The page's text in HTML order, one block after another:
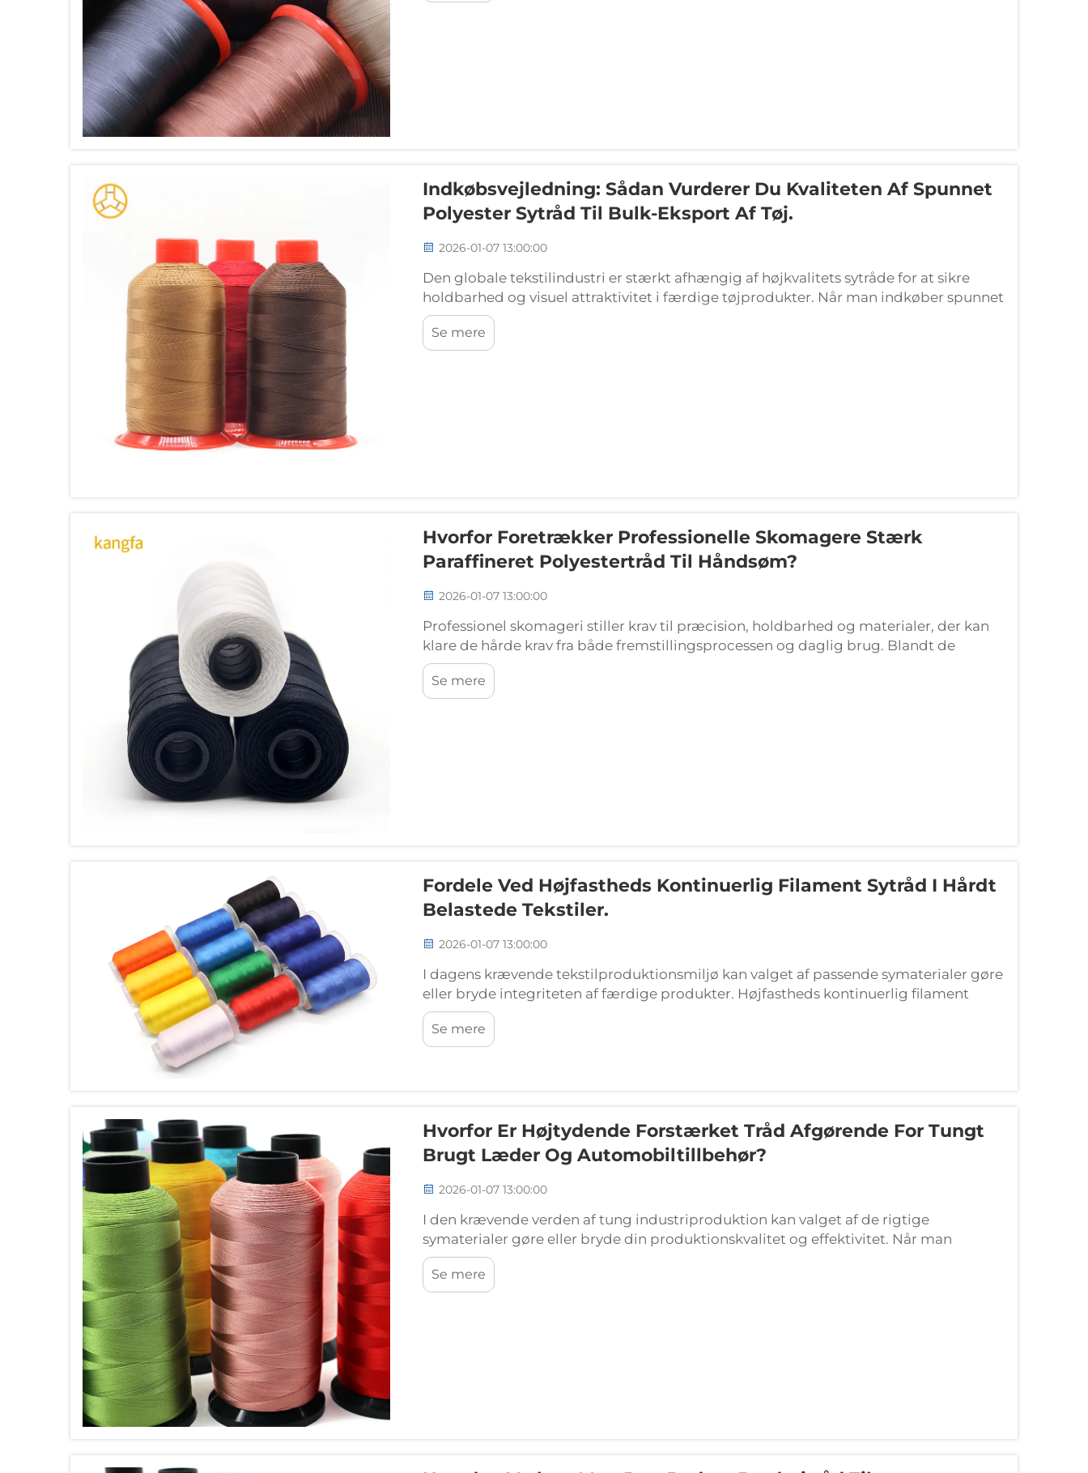
Indkøbsvejledning: Sådan Vurderer Du Kvaliteten Af Spunnet
Polyester Sytråd Til Bulk-Eksport Af Tøj.
2026-01-07 13:00:00
Den globale tekstilindustri er stærkt afhængig af højkvalitets sytråde for at sikre
holdbarhed og visuel attraktivitet i færdige tøjprodukter. Når man indkøber spunnet
polyester sytråd til bulk-eksport af tøj, skal producenter navigere i komplekse krav
og standarder for at sikre optimal ydeevne.
Se mere
Hvorfor Foretrækker Professionelle Skomagere Stærk
Paraffineret Polyestertråd Til Håndsøm?
2026-01-07 13:00:00
Professionel skomageri stiller krav til præcision, holdbarhed og materialer, der kan
klare de hårde krav fra både fremstillingsprocessen og daglig brug. Blandt de
væsentligste komponenter, der adskiller amatørarbejde fra professionelt lavet
fodtøj, ligger valget af sytråd.
Se mere
Fordele Ved Højfastheds Kontinuerlig Filament Sytråd I Hårdt
Belastede Tekstiler.
2026-01-07 13:00:00
I dagens krævende tekstilproduktionsmiljø kan valget af passende symaterialer gøre
eller bryde integriteten af færdige produkter. Højfastheds kontinuerlig filament
sytråd har vist sig at være en afgørende komponent for anvendelser...
Se mere
Hvorfor Er Højtydende Forstærket Tråd Afgørende For Tungt
Brugt Læder Og Automobiltillbehør?
2026-01-07 13:00:00
I den krævende verden af tung industriproduktion kan valget af de rigtige
symaterialer gøre eller bryde din produktionskvalitet og effektivitet. Når man
arbejder med tykt læder, bilindtrækning og industrielle stoffer, klarer standardtråde
ofte ikke opgaven...
Se mere